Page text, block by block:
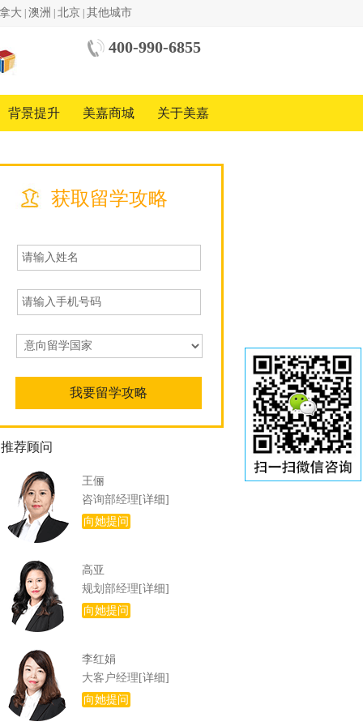
大 澳洲 北京 其他城市
400-990-6855
背景提升 美嘉商城 关于美嘉
获取留学攻略
推荐顾问
王俪
咨询部经理 [详细]
向她提问
高亚
规划部经理 [详细]
向她提问
李红娟
大客户经理 [详细]
向她提问